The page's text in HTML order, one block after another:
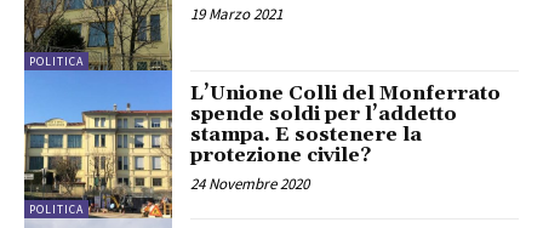
POLITICA
19 Marzo 2021
POLITICA
L’Unione Colli del Monferrato
spende soldi per l’addetto
stampa. E sostenere la
protezione civile?
24 Novembre 2020